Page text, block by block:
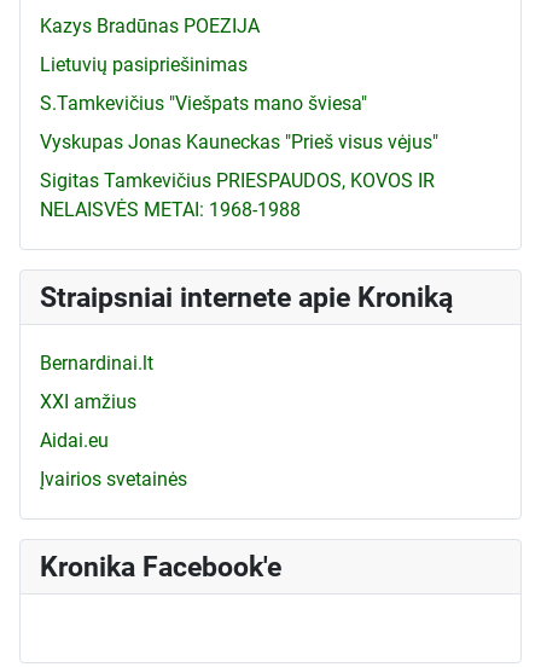
Kazys Bradūnas POEZIJA
Lietuvių pasipriešinimas
S.Tamkevičius "Viešpats mano šviesa"
Vyskupas Jonas Kauneckas "Prieš visus vėjus"
Sigitas Tamkevičius PRIESPAUDOS, KOVOS IR
NELAISVĖS METAI: 1968-1988
Straipsniai internete apie Kroniką
Bernardinai.lt
XXI amžius
Aidai.eu
Įvairios svetainės
Kronika Facebook'e